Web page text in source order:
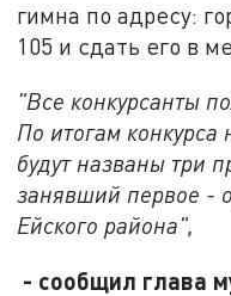
гимна по адресу:
105 и сдать его в
"Все конкурсанты
По итогам
будут названы три
занявший первое -
Ейского района",
- сообщил глава